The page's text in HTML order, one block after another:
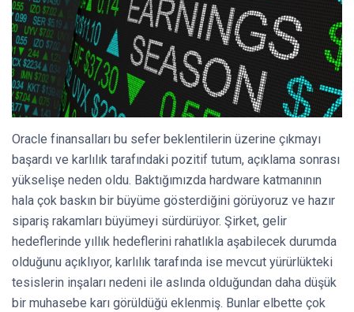
Oracle finansalları bu sefer beklentilerin üzerine çıkmayı
başardı ve karlılık tarafındaki pozitif tutum, açıklama sonrası
yükselişe neden oldu. Baktığımızda hardware katmanının
hala çok baskın bir büyüme gösterdiğini görüyoruz ve hazır
sipariş rakamları büyümeyi sürdürüyor. Şirket, gelir
hedeflerinde yıllık hedeflerini rahatlıkla aşabilecek durumda
olduğunu açıklıyor, karlılık tarafında ise mevcut yürürlükteki
tesislerin inşaları nedeni ile aslında olduğundan daha düşük
bir muhasebe karı görüldüğü eklenmiş. Bunlar elbette çok